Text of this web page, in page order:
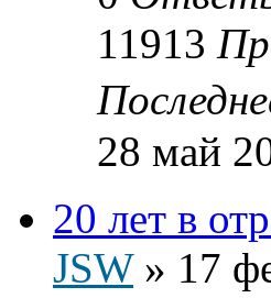
11913
28 май
20 лет в
JSW» 17